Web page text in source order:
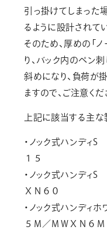
引っ掛けてしまった
るように設計されてい
そのため、厚めの「
り、バック内のペン
斜めになり、負荷が
ますので、ご注意くだ
上記に該当する主な
・ノック式ハンデ
１５
・ノック式ハンデ
ＸＮ６０
・ノック式ハンディ
５Ｍ／ＭＷＸＮ６Ｍ